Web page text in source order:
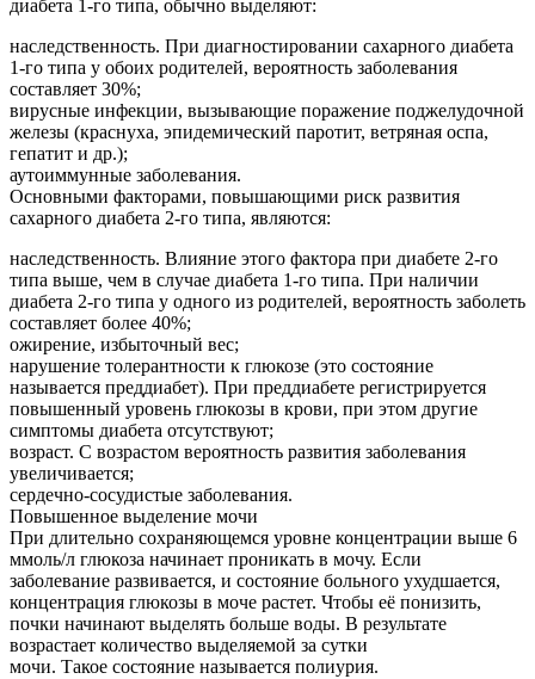
диабета 1-го типа, обычно выделяют:
наследственность. При диагностировании сахарного диабета
1-го типа у обоих родителей, вероятность заболевания
составляет 30%;
вирусные инфекции, вызывающие поражение поджелудочной
железы (краснуха, эпидемический паротит, ветряная оспа,
гепатит и др.);
аутоиммунные заболевания.
Основными факторами, повышающими риск развития
сахарного диабета 2-го типа, являются:
наследственность. Влияние этого фактора при диабете 2-го
типа выше, чем в случае диабета 1-го типа. При наличии
диабета 2-го типа у одного из родителей, вероятность заболеть
составляет более 40%;
ожирение, избыточный вес;
нарушение толерантности к глюкозе (это состояние
называется преддиабет). При преддиабете регистрируется
повышенный уровень глюкозы в крови, при этом другие
симптомы диабета отсутствуют;
возраст. С возрастом вероятность развития заболевания
увеличивается;
сердечно-сосудистые заболевания.
Повышенное выделение мочи
При длительно сохраняющемся уровне концентрации выше 6
ммоль/л глюкоза начинает проникать в мочу. Если
заболевание развивается, и состояние больного ухудшается,
концентрация глюкозы в моче растет. Чтобы её понизить,
почки начинают выделять больше воды. В результате
возрастает количество выделяемой за сутки
мочи. Такое состояние называется полиурия.